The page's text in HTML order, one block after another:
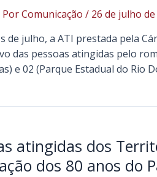
PorComunicação / 26 de julho
de julho, a ATI prestada pela
das pessoas atingidas pelo
e 02 (Parque Estadual do Rio
atingidas dos
dos 80 anos do